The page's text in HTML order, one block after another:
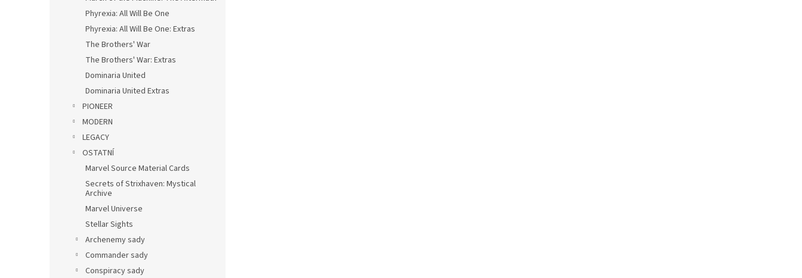
Phyrexia: All Will Be One
Phyrexia: All Will Be One: Extras
The Brothers' War
The Brothers' War: Extras
Dominaria United
Dominaria United Extras
PIONEER
MODERN
LEGACY
OSTATNÍ
Marvel Source Material Cards
Secrets of Strixhaven: Mystical
Archive
Marvel Universe
Stellar Sights
Archenemy sady
Commander sady
Conspiracy sady